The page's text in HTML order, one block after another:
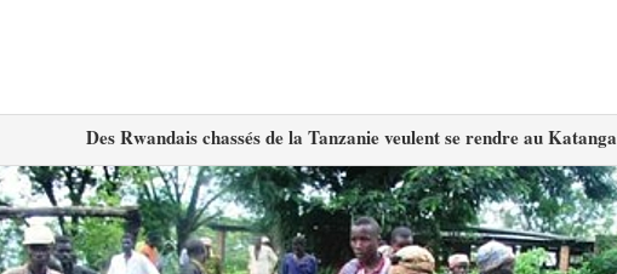
Des Rwandais chassés de la Tanzanie veulent se rendre au Katanga